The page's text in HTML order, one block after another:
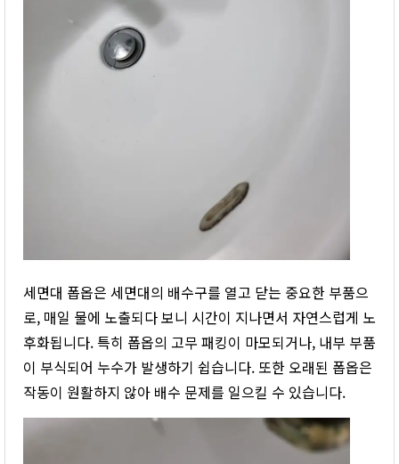
세면대 폽옵은 세면대의 배수구를 열고 닫는 중요한 부품으
로, 매일 물에 노출되다 보니 시간이 지나면서 자연스럽게 노
후화됩니다. 특히 폽옵의 고무 패킹이 마모되거나, 내부 부품
이 부식되어 누수가 발생하기 쉽습니다. 또한 오래된 폽옵은
작동이 원활하지 않아 배수 문제를 일으킬 수 있습니다.